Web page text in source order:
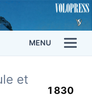
MENU
et
1 830